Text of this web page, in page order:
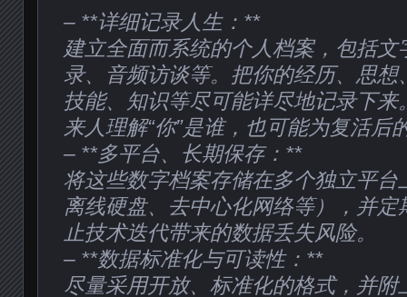
– **详细记录人生：**
建立全面而系统的个人档案，包括文
录、音频访谈等。把你的经历、思想
技能、知识等尽可能详尽地记录下来
来人理解“你”是谁，也可能为复活后
– **多平台、长期保存：**
将这些数字档案存储在多个独立平台
离线硬盘、去中心化网络等），并
止技术迭代带来的数据丢失风险。
– **数据标准化与可读性：**
尽量采用开放、标准化的格式，并附